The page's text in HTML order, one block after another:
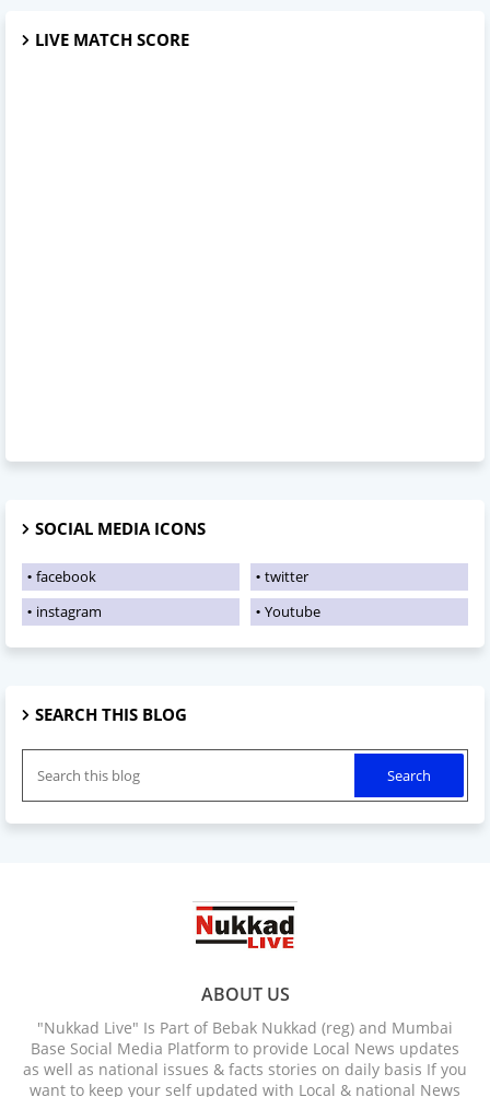
LIVE MATCH SCORE
SOCIAL MEDIA ICONS
facebook
twitter
instagram
Youtube
SEARCH THIS BLOG
ABOUT US
"Nukkad Live" Is Part of Bebak Nukkad (reg) and Mumbai
Base Social Media Platform to provide Local News updates
as well as national issues & facts stories on daily basis If you
want to keep your self updated with Local & national News